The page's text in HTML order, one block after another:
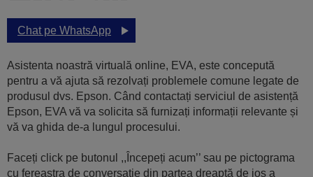
Chat pe WhatsApp
Asistenta noastră virtuală online, EVA, este concepută
pentru a vă ajuta să rezolvați problemele comune legate de
produsul dvs. Epson. Când contactați serviciul de asistență
Epson, EVA vă va solicita să furnizați informații relevante și
vă va ghida de-a lungul procesului.
Faceți click pe butonul ,,Începeți acum’’ sau pe pictograma
cu fereastra de conversaţie din partea dreaptă de jos a